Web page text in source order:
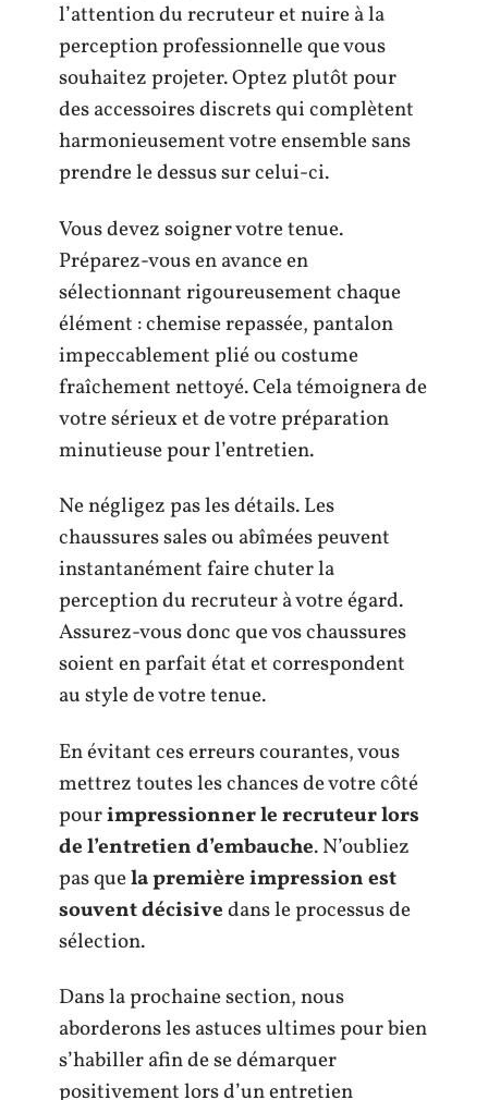
l’attention du recruteur et nuire à la
perception professionnelle que vous
souhaitez projeter. Optez plutôt pour
des accessoires discrets qui complètent
harmonieusement votre ensemble sans
prendre le dessus sur celui-ci.
Vous devez soigner votre tenue.
Préparez-vous en avance en
sélectionnant rigoureusement chaque
élément : chemise repassée, pantalon
impeccablement plié ou costume
fraîchement nettoyé. Cela témoignera de
votre sérieux et de votre préparation
minutieuse pour l’entretien.
Ne négligez pas les détails. Les
chaussures sales ou abîmées peuvent
instantanément faire chuter la
perception du recruteur à votre égard.
Assurez-vous donc que vos chaussures
soient en parfait état et correspondent
au style de votre tenue.
En évitant ces erreurs courantes, vous
mettrez toutes les chances de votre côté
pourimpressionner le recruteur lors
de l’entretien d’embauche. N’oubliez
pas quela première impression est
souvent décisivedans le processus de
sélection.
Dans la prochaine section, nous
aborderons les astuces ultimes pour bien
s’habiller afin de se démarquer
positivement lors d’un entretien